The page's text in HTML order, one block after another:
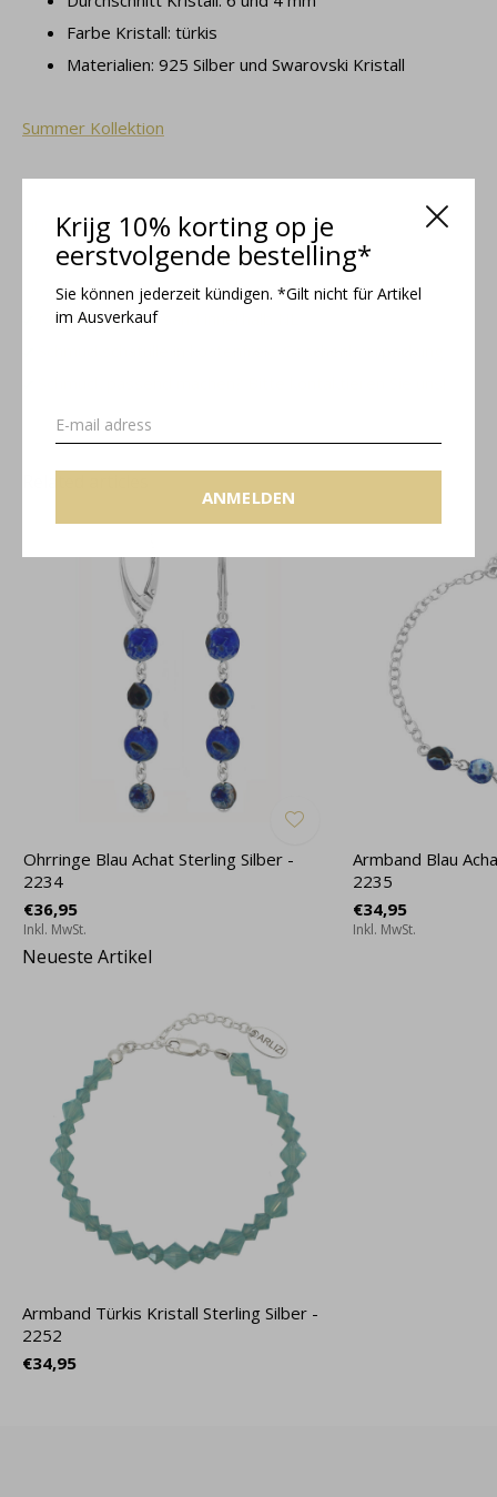
Krijg 10% korting op je
eerstvolgende bestelling*
Sie können jederzeit kündigen. *Gilt nicht für Artikel
im Ausverkauf
ANMELDEN
Farbe Kristall: türkis
Materialien: 925 Silber und Swarovski Kristall
Summer Kollektion
Grössentabelle
Kostenloser Versand innerhalb NL
Ohrringe Blau Achat Sterling Silber -
2234
€36,95
Inkl. MwSt.
Armband Blau
2235
€34,95
Inkl. MwSt.
Neueste Artikel
Armband Türkis Kristall Sterling Silber -
2252
€34,95